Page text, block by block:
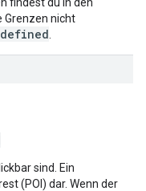
Grenzen nicht
sind. Ein
(POI) dar. Wenn der